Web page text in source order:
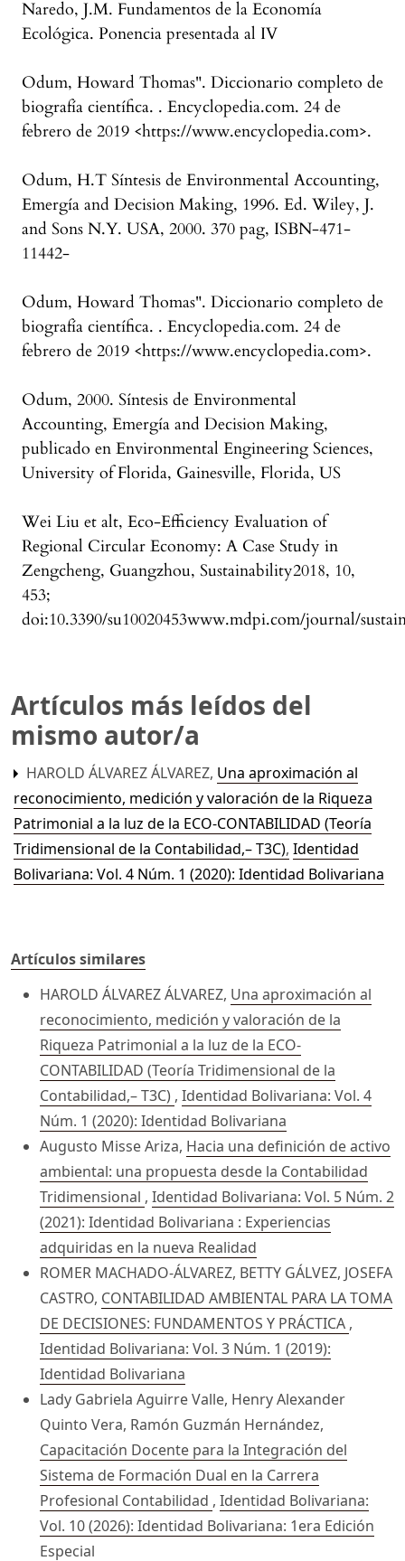
Naredo, J.M. Fundamentos de la Economía
Ecológica. Ponencia presentada al IV
Odum, Howard Thomas". Diccionario completo de
biografía científica. . Encyclopedia.com. 24 de
febrero de 2019 <https://www.encyclopedia.com>.
Odum, H.T Síntesis de Environmental Accounting,
Emergía and Decision Making, 1996. Ed. Wiley, J.
and Sons N.Y. USA, 2000. 370 pag, ISBN-471-
11442-
Odum, Howard Thomas". Diccionario completo de
biografía científica. . Encyclopedia.com. 24 de
febrero de 2019 <https://www.encyclopedia.com>.
Odum, 2000. Síntesis de Environmental
Accounting, Emergía and Decision Making,
publicado en Environmental Engineering Sciences,
University of Florida, Gainesville, Florida, US
Wei Liu et alt, Eco-Efficiency Evaluation of
Regional Circular Economy: A Case Study in
Zengcheng, Guangzhou, Sustainability2018, 10,
453;
doi:10.3390/su10020453www.mdpi.com/journal/
Artículos más leídos del
mismo autor/a
HAROLD ÁLVAREZ ÁLVAREZ, Una aproximación al
reconocimiento, medición y valoración de la Riqueza
Patrimonial a la luz de la ECO-CONTABILIDAD (Teoría
Tridimensional de la Contabilidad,– T3C), Identidad
Bolivariana: Vol. 4 Núm. 1 (2020): Identidad Bolivariana
Artículos similares
HAROLD ÁLVAREZ ÁLVAREZ, Una aproximación al
reconocimiento, medición y valoración de la
Riqueza Patrimonial a la luz de la ECO-
CONTABILIDAD (Teoría Tridimensional de la
Contabilidad,– T3C) , Identidad Bolivariana: Vol. 4
Núm. 1 (2020): Identidad Bolivariana
Augusto Misse Ariza, Hacia una definición de activo
ambiental: una propuesta desde la Contabilidad
Tridimensional , Identidad Bolivariana: Vol. 5 Núm. 2
(2021): Identidad Bolivariana : Experiencias
adquiridas en la nueva Realidad
ROMER MACHADO-ÁLVAREZ, BETTY GÁLVEZ, JOSEFA
CASTRO, CONTABILIDAD AMBIENTAL PARA LA TOMA
DE DECISIONES: FUNDAMENTOS Y PRÁCTICA ,
Identidad Bolivariana: Vol. 3 Núm. 1 (2019):
Identidad Bolivariana
Lady Gabriela Aguirre Valle, Henry Alexander
Quinto Vera, Ramón Guzmán Hernández,
Capacitación Docente para la Integración del
Sistema de Formación Dual en la Carrera
Profesional Contabilidad , Identidad Bolivariana:
Vol. 10 (2026): Identidad Bolivariana: 1era Edición
Especial